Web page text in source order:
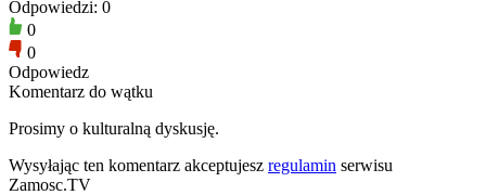
Odpowiedzi: 0
0
0
Odpowiedz
Komentarz do wątku
Prosimy o kulturalną dyskusję.
Wysyłając ten komentarz akceptujesz regulamin serwisu
Zamosc.TV